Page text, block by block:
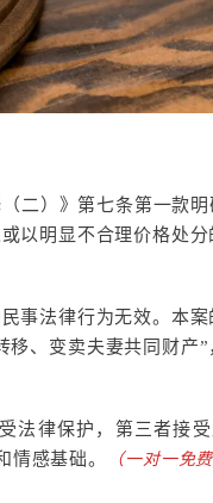
二）》第七条第一款
以明显不合理价格处
事法律行为无效。本
、变卖夫妻共同财产
法律保护，第三者接
情感基础。
（一对一免